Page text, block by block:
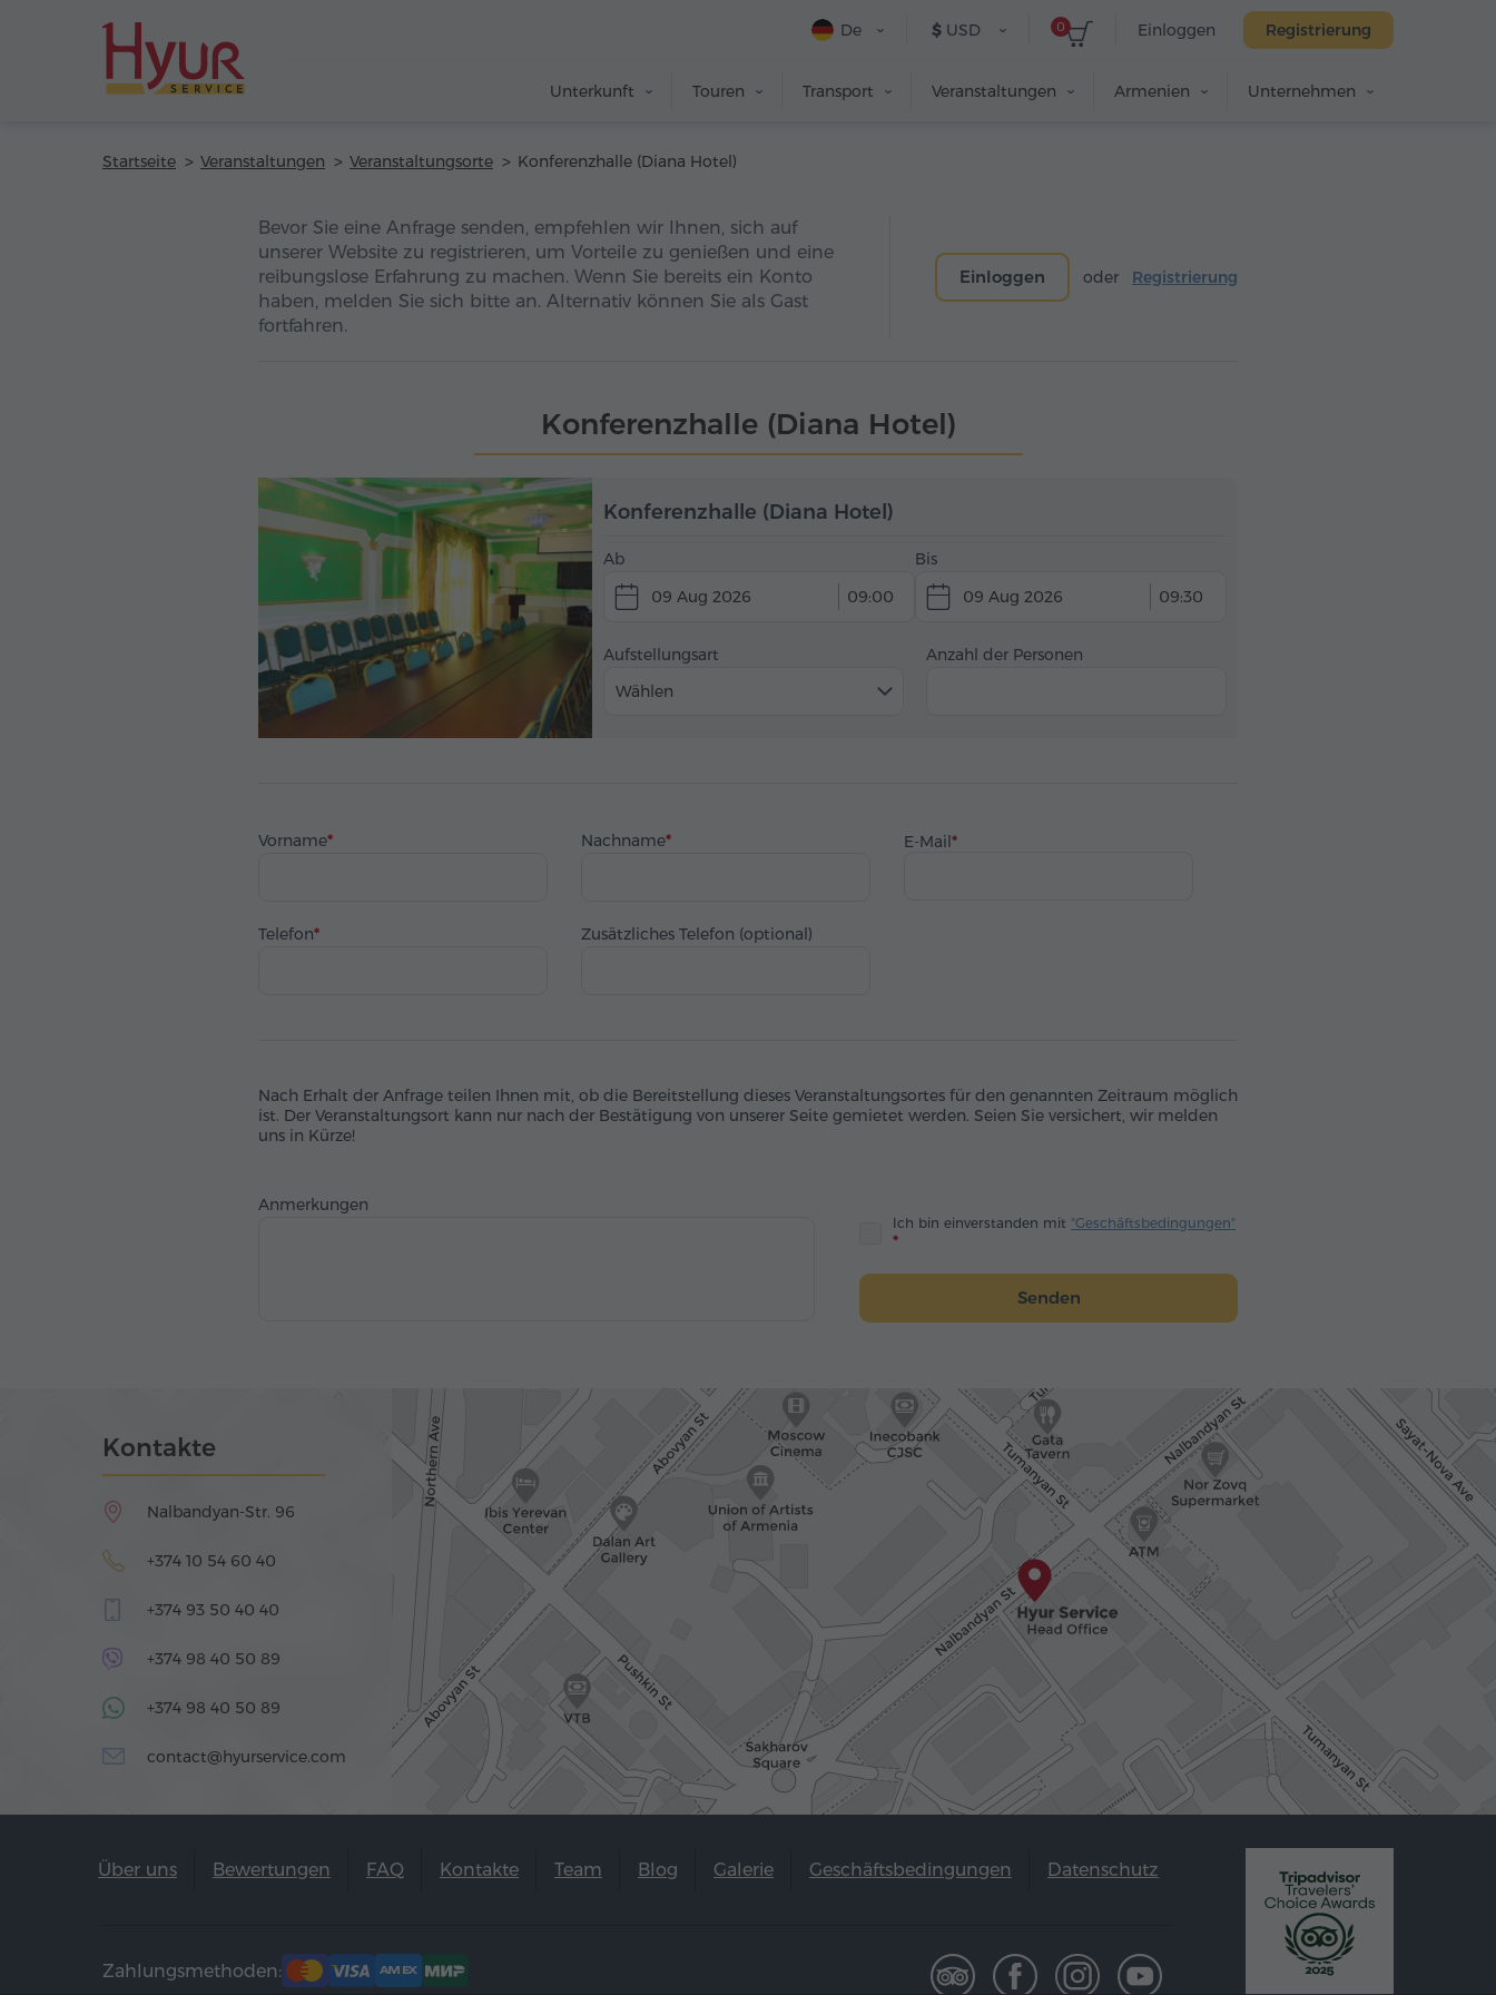
Einloggen Registrierung
0
$ USD
De
Unterkunft Touren Transport Veranstaltungen Armenien Unternehmen
Startseite Veranstaltungen Veranstaltungsorte Konferenzhalle (Diana Hotel)
Bevor Sie eine Anfrage senden, empfehlen wir Ihnen, sich auf
unserer Website zu registrieren, um Vorteile zu genießen und eine
reibungslose Erfahrung zu machen. Wenn Sie bereits ein Konto
haben, melden Sie sich bitte an. Alternativ können Sie als Gast
fortfahren.
Einloggen oder Registrierung
Konferenzhalle (Diana Hotel)
Konferenzhalle (Diana Hotel)
Ab
09 Aug 2026
09:00
Bis
09 Aug 2026
09:30
Aufstellungsart
Wählen
Anzahl der Personen
Vorname Nachname E-Mail
Telefon Zusätzliches Telefon (optional)
Nach Erhalt der Anfrage teilen Ihnen mit, ob die Bereitstellung dieses Veranstaltungsortes für den genannten Zeitraum möglich
ist. Der Veranstaltungsort kann nur nach der Bestätigung von unserer Seite gemietet werden. Seien Sie versichert, wir melden
uns in Kürze!
Anmerkungen
Ich bin einverstanden mit "Geschäftsbedingungen"
Senden
Kontakte
Nalbandyan-Str. 96
+374 10 54 60 40
+374 93 50 40 40
+374 98 40 50 89
+374 98 40 50 89
contact@hyurservice.com
Über uns Bewertungen FAQ Kontakte Team Blog Galerie Geschäftsbedingungen Datenschutz
Zahlungsmethoden: